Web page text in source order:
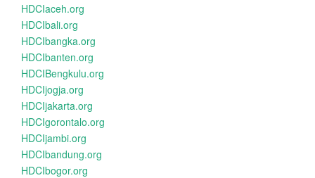
HDCIaceh.org
HDCIbali.org
HDCIbangka.org
HDCIbanten.org
HDCIBengkulu.org
HDCIjogja.org
HDCIjakarta.org
HDCIgorontalo.org
HDCIjambi.org
HDCIbandung.org
HDCIbogor.org